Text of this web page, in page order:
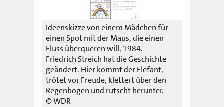
Ideenskizze von einem Mädchen für
einen Spot mit der Maus, die einen
Fluss überqueren will, 1984.
Friedrich Streich hat die Geschichte
geändert. Hier kommt der Elefant,
trötet vor Freude, klettert über den
Regenbogen und rutscht herunter.
© WDR